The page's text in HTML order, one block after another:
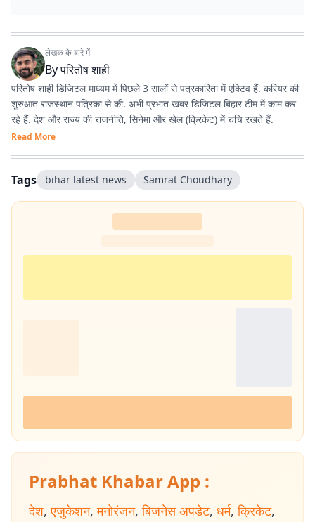
लेखक के बारे में
Byपरितोष शाही
परितोष शाही डिजिटल माध्यम में पिछले 3 सालों से पत्रकारिता में एक्टिव हैं. करियर की
शुरुआत राजस्थान पत्रिका से की. अभी प्रभात खबर डिजिटल बिहार टीम में काम कर
रहे हैं. देश और राज्य की राजनीति, सिनेमा और खेल (क्रिकेट) में रुचि रखते हैं.
Read More
Tags bihar latest news Samrat Choudhary
Prabhat Khabar App :
देश, एजुकेशन, मनोरंजन, बिजनेस अपडेट, धर्म, क्रिकेट,